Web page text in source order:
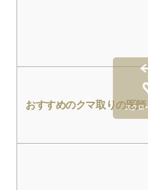
おすすめのクマ取りの医師
スクロ